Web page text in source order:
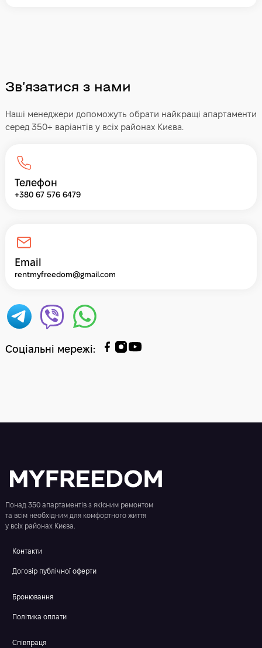
Звʼязатися з нами
Наші менеджери допоможуть обрати найкращі апартаменти
серед 350+ варіантів у всіх районах Києва.
Телефон
+380 67 576 6479
Email
rentmyfreedom@gmail.com
Соціальні мережі:
Понад 350 апартаментів з якісним ремонтом
та всім необхідним для комфортного життя
у всіх районах Києва.
Контакти
Договір публічної оферти
Бронювання
Політика оплати
Співпраця